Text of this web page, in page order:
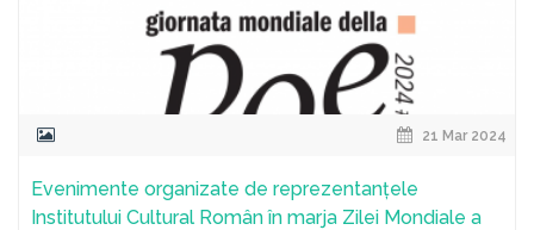
21 Mar 2024
Evenimente organizate de reprezentanțele
Institutului Cultural Român în marja Zilei Mondiale a